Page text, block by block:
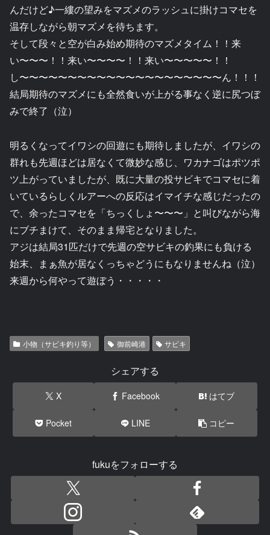
んだけど♪一縷の望みをマズメのラッシュに掛けコマセを
温存しながら朝マズメを待ちます。
そして段々と空が白み始め期待のマズメタイム！！来
い〜〜〜！！来い〜〜〜〜！！来い〜〜〜〜〜！！
し〜〜〜〜〜〜〜〜〜〜〜〜〜〜〜〜〜〜〜〜〜ん！！！
結局期待のマズメにも全然食いが上がる事なく逆に尻つぼ
みで終了（泣）
明るくなってイワシの回遊にも期待しましたが、イワシの
群れも先週ほどは居なくて微妙な感じ、ワカナゴはポツポ
ツ上がっていましたが、既に大量の投サビキでコマセに着
いているらしくルアーへの反応はイマイチな感じだったの
で、余ったコマセを「ちっくしょ〜〜〜」と叫びながら海
にブチまけて、そのまま帰宅となりました。
アジは結局31匹だけで先週の空サビキの釣果にも負ける
始末、まぁ魚が居なくっちゃどうにもなりませんね（泣）
来週から何やって遊ぼう・・・・・
小物（サビキ釣り等） 御前崎港 サビキ
シェアする
X Facebook はてブ
Pocket LINE コピー
fukuをフォローする